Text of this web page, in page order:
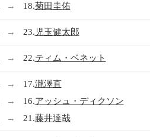
→ 18.菊田圭佑
→ 23. 児玉健太郎
→ 22.ティム・ベネット
→ 17.瀧澤直
→ 16.アッシュ・ディクソン
→ 21.藤井達哉